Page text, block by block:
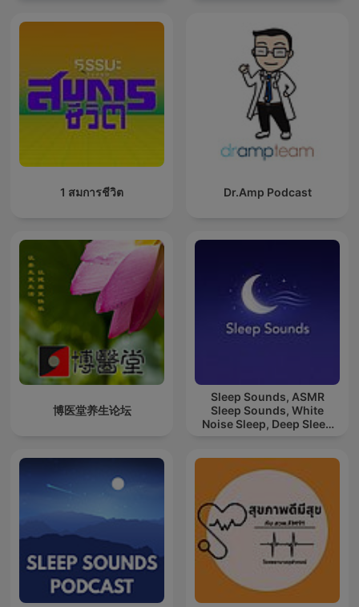
1 สมการชีวิต Dr.Amp Podcast
博医堂养生论坛
Sleep Sounds, ASMR
Sleep Sounds, White
Noise Sleep, Deep Sleep